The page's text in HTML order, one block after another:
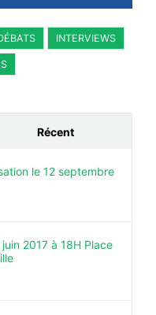
INTERVIEWS
Récent
le 12 septembre
2017 à 18H Place